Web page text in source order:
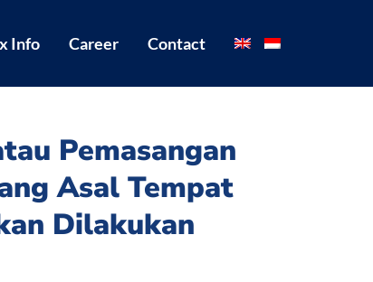
Info Career Contact
Pemasangan
Asal Tempat
Dilakukan